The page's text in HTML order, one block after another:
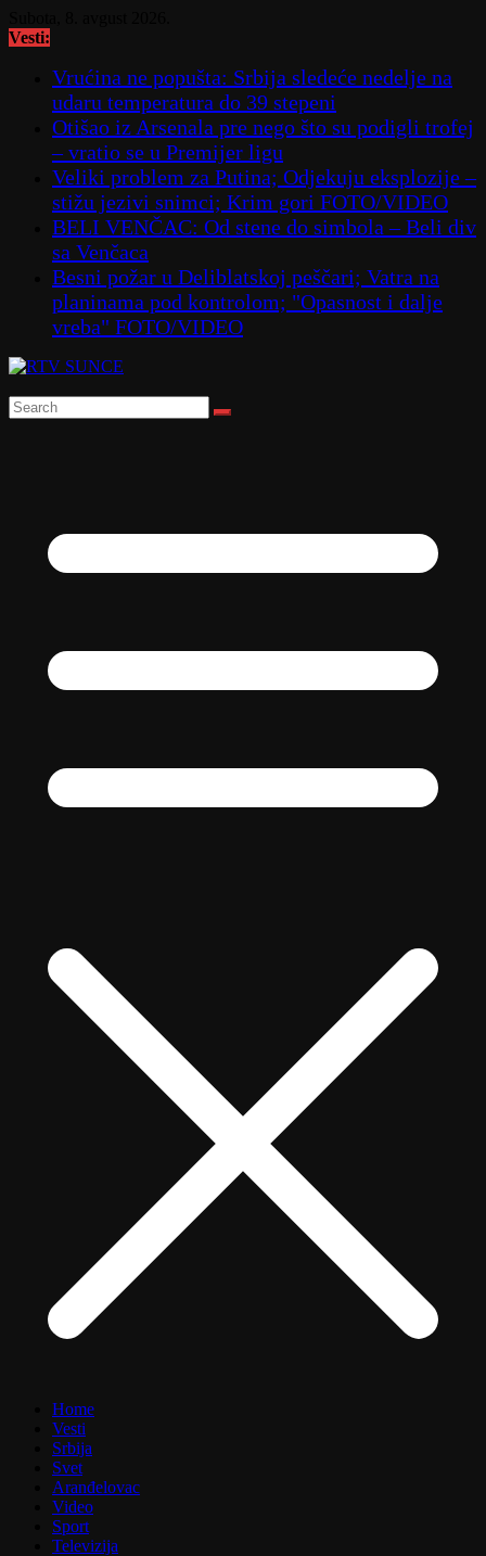
to
Vesti:
Vrućina ne popušta: Srbija sledeće nedelje na
udaru temperatura do 39 stepeni
Otišao iz Arsenala pre nego što su podigli trofej
– vratio se u Premijer ligu
Veliki problem za Putina; Odjekuju eksplozije –
stižu jezivi snimci; Krim gori FOTO/VIDEO
BELI VENČAC: Od stene do simbola – Beli div
sa Venčaca
Besni požar u Deliblatskoj peščari; Vatra na
planinama pod kontrolom; "Opasnost i dalje
vreba" FOTO/VIDEO
Home
Vesti
Srbija
Svet
Aranđelovac
Video
Sport
Televizija